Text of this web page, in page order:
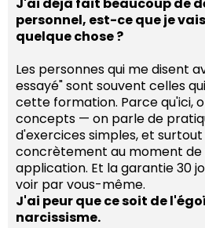
J'ai déjà fait beaucoup de
personnel, est-ce que je
quelque chose ?
Les personnes qui me disent
essayé" sont souvent celles
cette formation. Parce qu'ici,
concepts — on parle de
d'exercices simples, et
concrètement au moment
application. Et la garantie 30
voir par vous-même.
J'ai peur que ce soit de
narcissisme.